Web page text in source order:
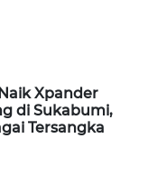
Xpander
di Sukabumi,
Tersangka